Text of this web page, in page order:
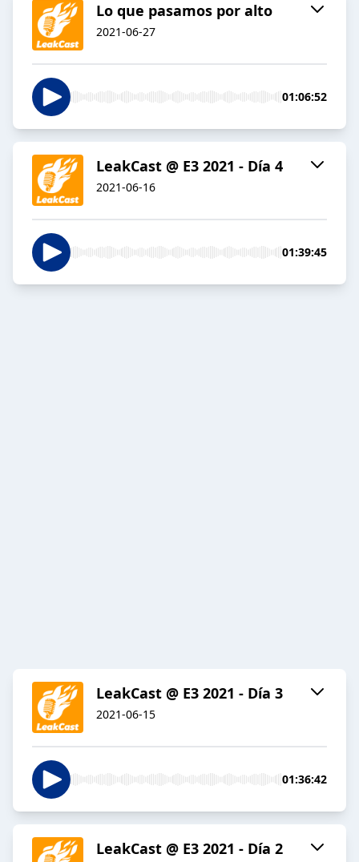
Lo que pasamos por alto
2021-06-27
01:06:52
LeakCast @ E3 2021 - Día 4
2021-06-16
01:39:45
LeakCast @ E3 2021 - Día 3
2021-06-15
01:36:42
LeakCast @ E3 2021 - Día 2